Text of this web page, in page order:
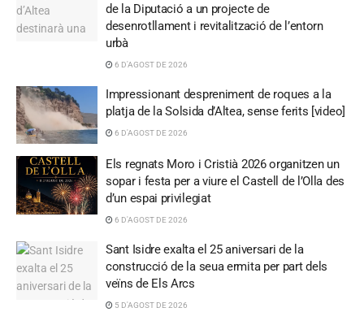
de la Diputació a un projecte de
desenrotllament i revitalització de l’entorn
urbà
6 D'AGOST DE 2026
Impressionant despreniment de roques a la
platja de la Solsida d’Altea, sense ferits [video]
6 D'AGOST DE 2026
Els regnats Moro i Cristià 2026 organitzen un
sopar i festa per a viure el Castell de l’Olla des
d’un espai privilegiat
6 D'AGOST DE 2026
Sant Isidre exalta el 25 aniversari de la
construcció de la seua ermita per part dels
veïns de Els Arcs
5 D'AGOST DE 2026